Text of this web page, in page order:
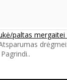
paltas mergaitei